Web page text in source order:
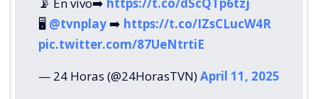
🖥 @tvnplay➡️ https://t.co/IZsCLucW4R
pic.twitter.com/87UeNtrtiE
— 24 Horas (@24HorasTVN)April 11, 2025